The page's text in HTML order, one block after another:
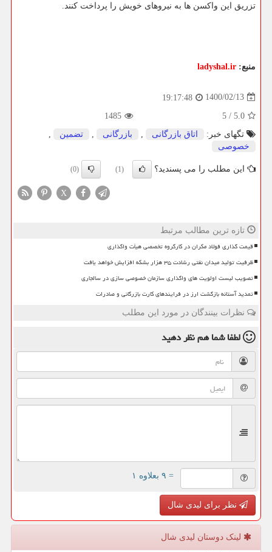
تزریق این واکسن ها به نیروهای خویش را پرداخت کنند.
منبع: ladyshal.ir
1400/02/13
19:17:48
5.0
/
5
1485
تگهای خبر:
اتاق بازرگانی , بازرگانی , تضمین
,
خصوصی
این مطلب را می پسندید؟ (1)
(0)
X
تازه ترین مطالب مرتبط
قیمت گذاری فولاد مکران در کارگروه تخصصی هیأت واگذاری
ظرفیت تولید میدان نفتی رشادت ۳۵ هزار بشکه افزایش خواهد یافت
تصویب لیست اولویت های واگذاری سازمان خصوصی سازی در سالجاری
تمدید آستانه بازگشت ارز در فرایندهای کارت بازرگانی و صادرات
نظرات بینندگان در مورد این مطلب
لطفا شما همنظر دهید
= ۹ بعلاوه ۱
نظر برای لیدی شال
لینک دوستان لیدی شال